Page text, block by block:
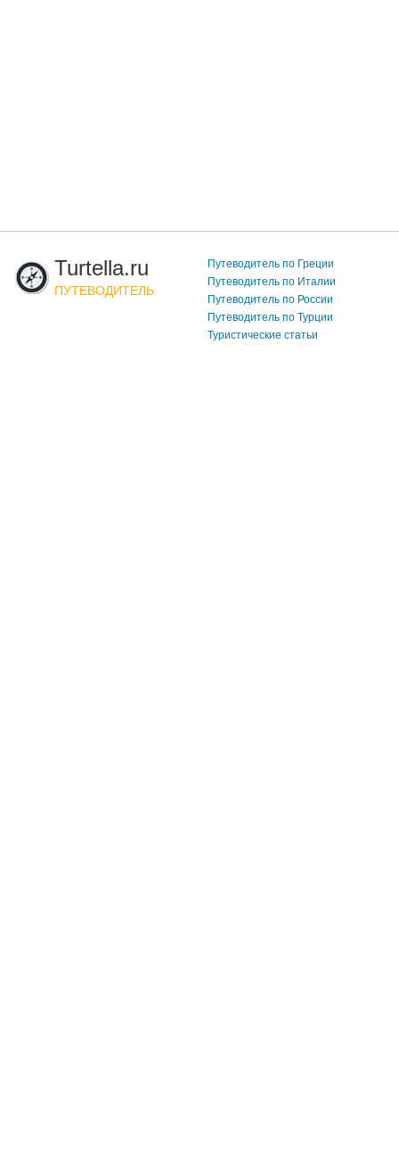
Turtella.ru
ПУТЕВОДИТЕЛЬ
Путеводитель по Греции
Путеводитель по Италии
Путеводитель по России
Путеводитель по Турции
Туристические статьи